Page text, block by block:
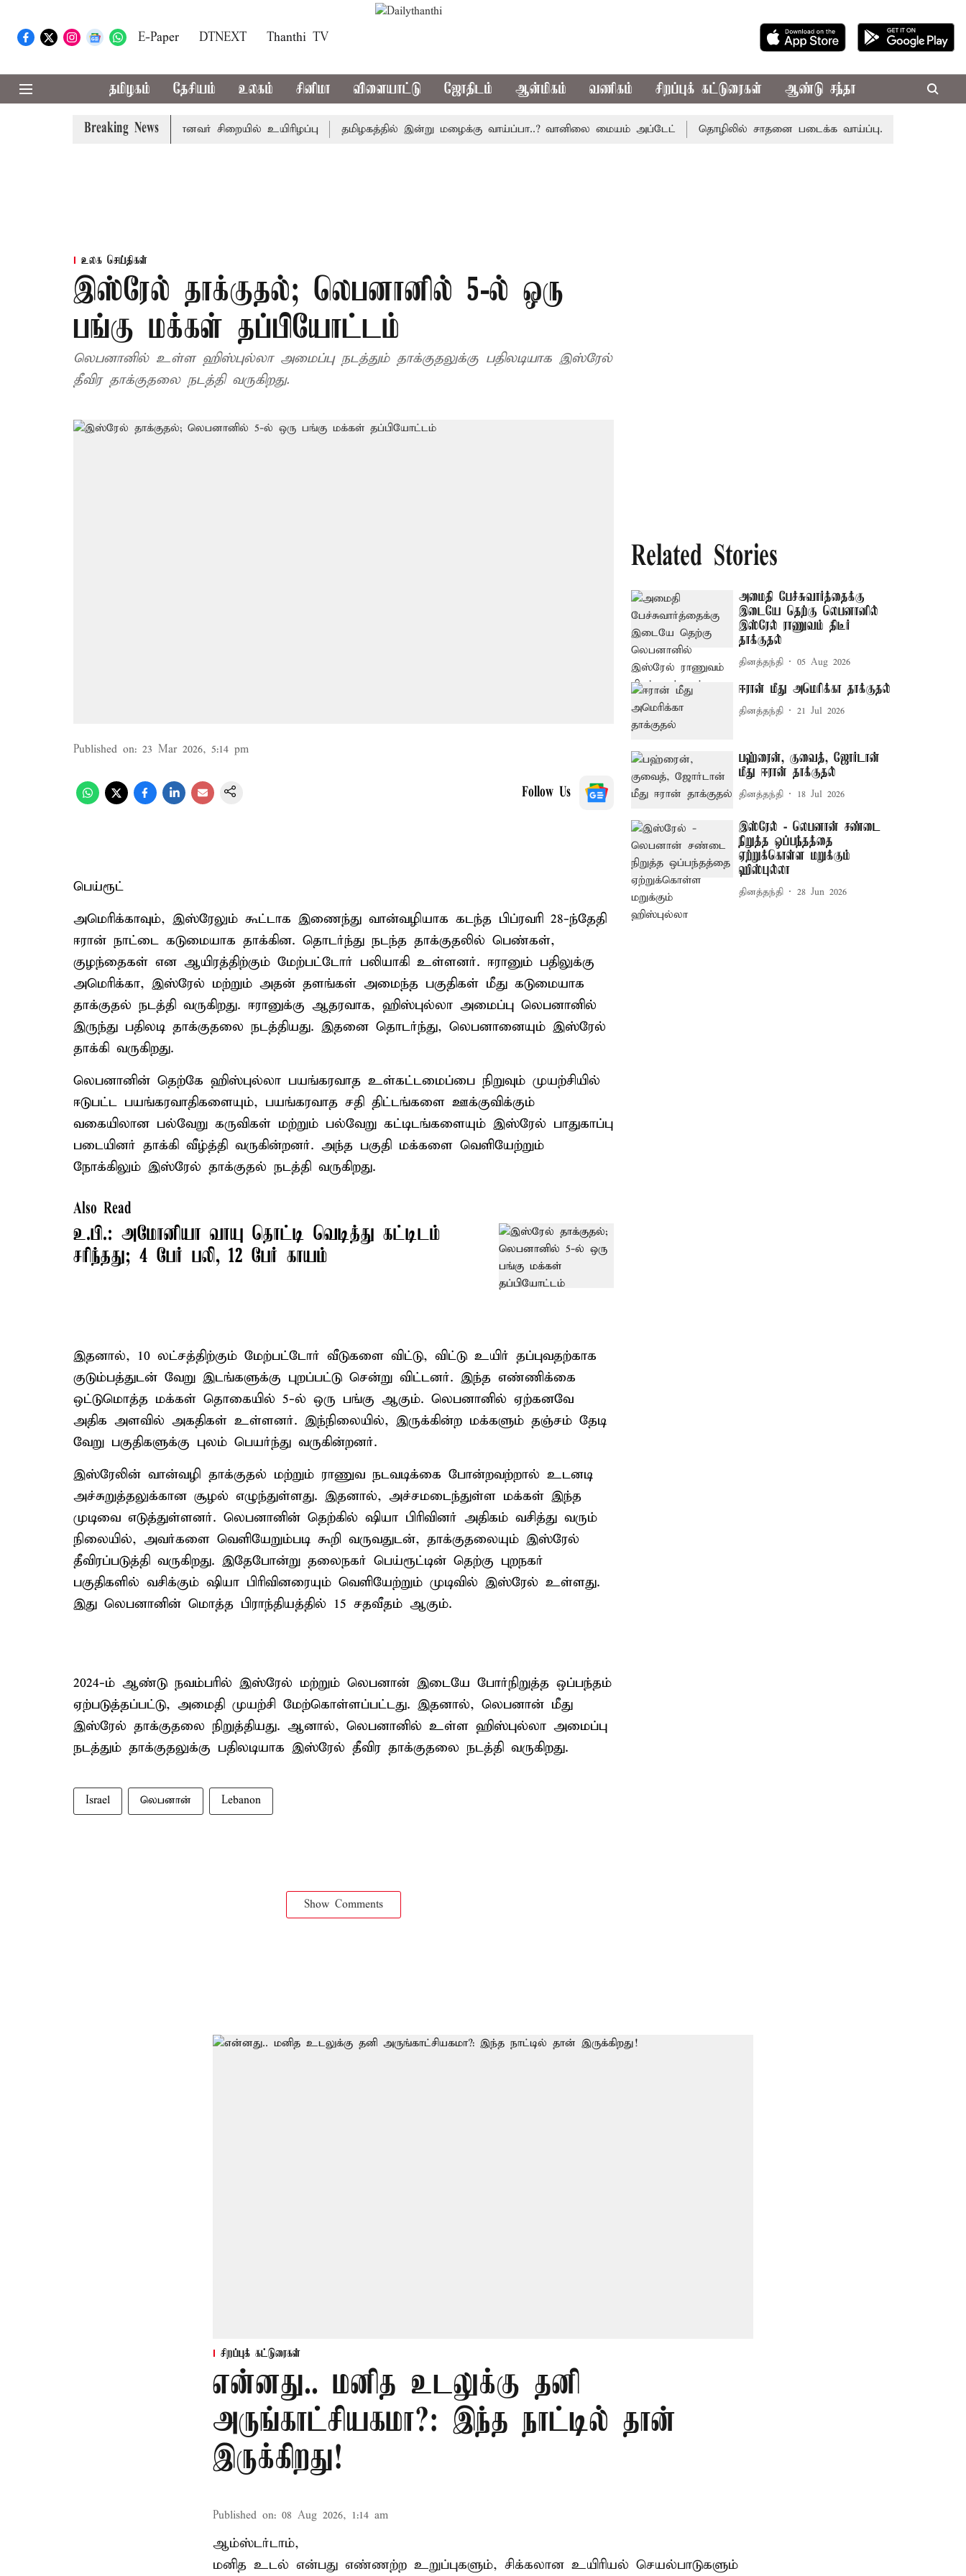
E-Paper DTNEXT Thanthi TV
தமிழகம் தேசியம் உலகம் சினிமா விளையாட்டு ஜோதிடம் ஆன்மிகம் வணிகம் சிறப்புக் கட்டுரைகள் ஆண்டு சந்தா
Breaking News
கோவில் நில மோசடி: கைதானவர் சிறையில் உயிரிழப்பு தமிழகத்தில் இன்று மழைக்கு வாய்ப்பா..? வானிலை மையம் அப்டேட் தொழிலில் சாதனை படைக்க வாய்ப்பு... இன்றைய ராசிபலன்
உலக செய்திகள்
இஸ்ரேல் தாக்குதல்; லெபனானில் 5-ல் ஒரு
பங்கு மக்கள் தப்பியோட்டம்
லெபனானில் உள்ள ஹிஸ்புல்லா அமைப்பு நடத்தும் தாக்குதலுக்கு பதிலடியாக இஸ்ரேல்
தீவிர தாக்குதலை நடத்தி வருகிறது.
Published on: 23 Mar 2026, 5:14 pm
Follow Us
பெய்ரூட்
அமெரிக்காவும், இஸ்ரேலும் கூட்டாக இணைந்து வான்வழியாக கடந்த பிப்ரவரி 28-ந்தேதி
ஈரான் நாட்டை கடுமையாக தாக்கின. தொடர்ந்து நடந்த தாக்குதலில் பெண்கள்,
குழந்தைகள் என ஆயிரத்திற்கும் மேற்பட்டோர் பலியாகி உள்ளனர். ஈரானும் பதிலுக்கு
அமெரிக்கா, இஸ்ரேல் மற்றும் அதன் தளங்கள் அமைந்த பகுதிகள் மீது கடுமையாக
தாக்குதல் நடத்தி வருகிறது. ஈரானுக்கு ஆதரவாக, ஹிஸ்புல்லா அமைப்பு லெபனானில்
இருந்து பதிலடி தாக்குதலை நடத்தியது. இதனை தொடர்ந்து, லெபனானையும் இஸ்ரேல்
தாக்கி வருகிறது.
லெபனானின் தெற்கே ஹிஸ்புல்லா பயங்கரவாத உள்கட்டமைப்பை நிறுவும் முயற்சியில்
ஈடுபட்ட பயங்கரவாதிகளையும், பயங்கரவாத சதி திட்டங்களை ஊக்குவிக்கும்
வகையிலான பல்வேறு கருவிகள் மற்றும் பல்வேறு கட்டிடங்களையும் இஸ்ரேல் பாதுகாப்பு
படையினர் தாக்கி வீழ்த்தி வருகின்றனர். அந்த பகுதி மக்களை வெளியேற்றும்
நோக்கிலும் இஸ்ரேல் தாக்குதல் நடத்தி வருகிறது.
Also Read
உ.பி.: அமோனியா வாயு தொட்டி வெடித்து கட்டிடம்
சரிந்தது; 4 பேர் பலி, 12 பேர் காயம்
இதனால், 10 லட்சத்திற்கும் மேற்பட்டோர் வீடுகளை விட்டு, விட்டு உயிர் தப்புவதற்காக
குடும்பத்துடன் வேறு இடங்களுக்கு புறப்பட்டு சென்று விட்டனர். இந்த எண்ணிக்கை
ஒட்டுமொத்த மக்கள் தொகையில் 5-ல் ஒரு பங்கு ஆகும். லெபனானில் ஏற்கனவே
அதிக அளவில் அகதிகள் உள்ளனர். இந்நிலையில், இருக்கின்ற மக்களும் தஞ்சம் தேடி
வேறு பகுதிகளுக்கு புலம் பெயர்ந்து வருகின்றனர்.
இஸ்ரேலின் வான்வழி தாக்குதல் மற்றும் ராணுவ நடவடிக்கை போன்றவற்றால் உடனடி
அச்சுறுத்தலுக்கான சூழல் எழுந்துள்ளது. இதனால், அச்சமடைந்துள்ள மக்கள் இந்த
முடிவை எடுத்துள்ளனர். லெபனானின் தெற்கில் ஷியா பிரிவினர் அதிகம் வசித்து வரும்
நிலையில், அவர்களை வெளியேறும்படி கூறி வருவதுடன், தாக்குதலையும் இஸ்ரேல்
தீவிரப்படுத்தி வருகிறது. இதேபோன்று தலைநகர் பெய்ரூட்டின் தெற்கு புறநகர்
பகுதிகளில் வசிக்கும் ஷியா பிரிவினரையும் வெளியேற்றும் முடிவில் இஸ்ரேல் உள்ளது.
இது லெபனானின் மொத்த பிராந்தியத்தில் 15 சதவீதம் ஆகும்.
2024-ம் ஆண்டு நவம்பரில் இஸ்ரேல் மற்றும் லெபனான் இடையே போர்நிறுத்த ஒப்பந்தம்
ஏற்படுத்தப்பட்டு, அமைதி முயற்சி மேற்கொள்ளப்பட்டது. இதனால், லெபனான் மீது
இஸ்ரேல் தாக்குதலை நிறுத்தியது. ஆனால், லெபனானில் உள்ள ஹிஸ்புல்லா அமைப்பு
நடத்தும் தாக்குதலுக்கு பதிலடியாக இஸ்ரேல் தீவிர தாக்குதலை நடத்தி வருகிறது.
Israel லெபனான் Lebanon
Show Comments
Related Stories
அமைதி பேச்சுவார்த்தைக்கு
இடையே தெற்கு லெபனானில்
இஸ்ரேல் ராணுவம் திடீர்
தாக்குதல்
தினத்தந்தி 05 Aug 2026
ஈரான் மீது அமெரிக்கா தாக்குதல்
தினத்தந்தி 21 Jul 2026
பஹ்ரைன், குவைத், ஜோர்டான்
மீது ஈரான் தாக்குதல்
தினத்தந்தி 18 Jul 2026
இஸ்ரேல் - லெபனான் சண்டை
நிறுத்த ஒப்பந்தத்தை
ஏற்றுக்கொள்ள மறுக்கும்
ஹிஸ்புல்லா
தினத்தந்தி 28 Jun 2026
சிறப்புக் கட்டுரைகள்
என்னது.. மனித உடலுக்கு தனி
அருங்காட்சியகமா?: இந்த நாட்டில் தான்
இருக்கிறது!
Published on: 08 Aug 2026, 1:14 am
ஆம்ஸ்டர்டாம்,
மனித உடல் என்பது எண்ணற்ற உறுப்புகளும், சிக்கலான உயிரியல் செயல்பாடுகளும்